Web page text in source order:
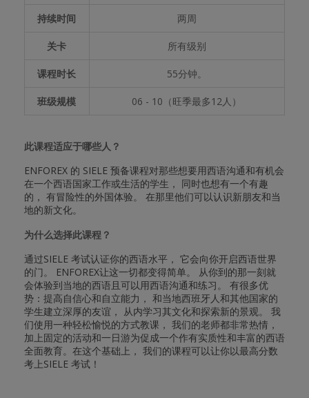
持续时间 两周
关卡 所有级别
课程时长 55分钟。
班级规模 06 - 10（旺季最多12人）
此课程适应于哪些人？
ENFOREX 的 SIELE 预备课程对那些想要用西语沟通和有机会
在一个西语国家工作或生活的学生， 同时也想有一个有趣
的， 有冒险性的外国体验。 在那里他们可以认识新朋友和当
地的新文化。
为什么选择此课程？
通过SIELE 考试认证你的西语水平， 它会向你开启西语世界
的门。 ENFOREX让这一切都变得简单。 从你到的那一刻就
会体验到当地的西语且可以用西语沟通和练习。 有很多优
势：提高自信心和自立能力， 和当地西班牙人和其他国家的
学生建立深厚的友谊， 从内学习其文化和探索新的景观。 我
们使用一种轻松愉悦的方式教课， 我们的老师都非常热情，
加上固定的活动和一日游为促成一个作有实质性和丰富的西语
全面教育。在这个基础上， 我们的课程可以让你以最高分数
考上SIELE 考试！